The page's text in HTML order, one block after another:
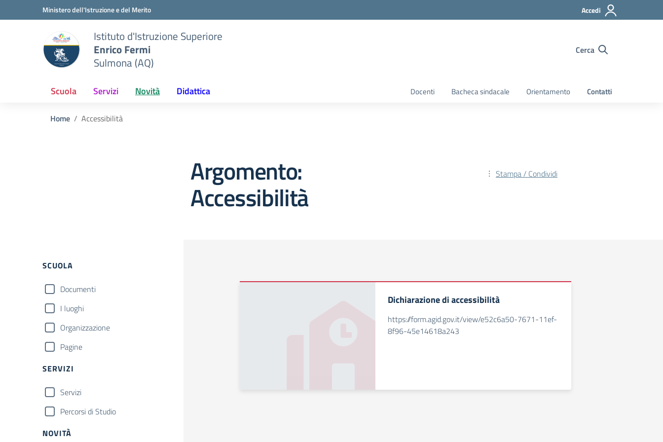
Vai ai contenuti
Vai al menu di navigazioneMinistero dell'Istruzione e del Merito Accedi
Istituto d'Istruzione Superiore
Enrico Fermi
Sulmona (AQ)
Cerca
Scuola Servizi Novità Didattica Docenti Bacheca sindacale Orientamento Contatti
Home Accessibilità
Argomento:
Accessibilità
Stampa / Condividi
Filtri
SCUOLA
Documenti
I luoghi
Organizzazione
Pagine
SERVIZI
Servizi
Percorsi di Studio
NOVITÀ
Dichiarazione di accessibilità
https://form.agid.gov.it/view/e52c6a50-7671-11ef-
8f96-45e14618a243